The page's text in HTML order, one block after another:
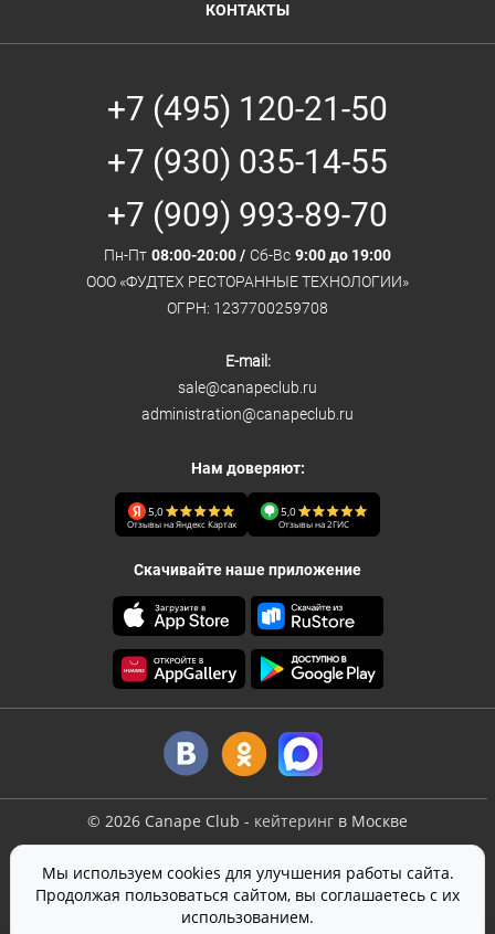
КОНТАКТЫ
+7 (495) 120-21-50
+7 (930) 035-14-55
+7 (909) 993-89-70
Пн-Пт 08:00-20:00 / Сб-Вс 9:00 до 19:00
ООО «ФУДТЕХ РЕСТОРАННЫЕ ТЕХНОЛОГИИ»
ОГРН: 1237700259708
E-mail:
sale@canapeclub.ru
administration@canapeclub.ru
Нам доверяют:
5,0
Отзывы на Яндекс Картах
5,0
Отзывы на 2ГИС
Скачивайте наше приложение
© 2026 Canape Club - кейтеринг в Москве
Политика конфиденциальности
Согласие на обработку персональных данных
На сайте используетсяSmartCaptcha
Мы используем cookies для улучшения работы сайта.
Продолжая пользоваться сайтом, вы соглашаетесь с их
использованием.